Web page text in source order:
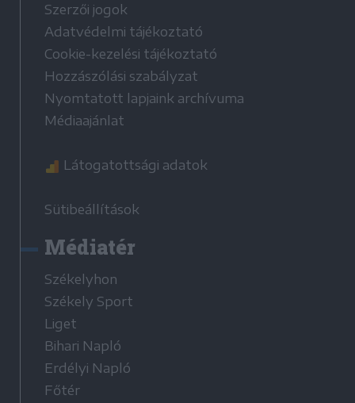
Szerzői jogok
Adatvédelmi tájékoztató
Cookie-kezelési tájékoztató
Hozzászólási szabályzat
Nyomtatott lapjaink archívuma
Médiaajánlat
Látogatottsági adatok
Sütibeállítások
Médiatér
Székelyhon
Székely Sport
Liget
Bihari Napló
Erdélyi Napló
Főtér